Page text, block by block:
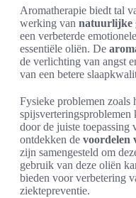
Aromatherapie biedt tal
werking van natuurlijke
een verbeterde
essentiële oliën. De
de verlichting van angst
van een betere
Fysieke problemen zoals
door de juiste toepassing
ontdekken de voordelen
zijn samengesteld om
gebruik van deze oliën
bieden voor verbetering
ziektepreventie.